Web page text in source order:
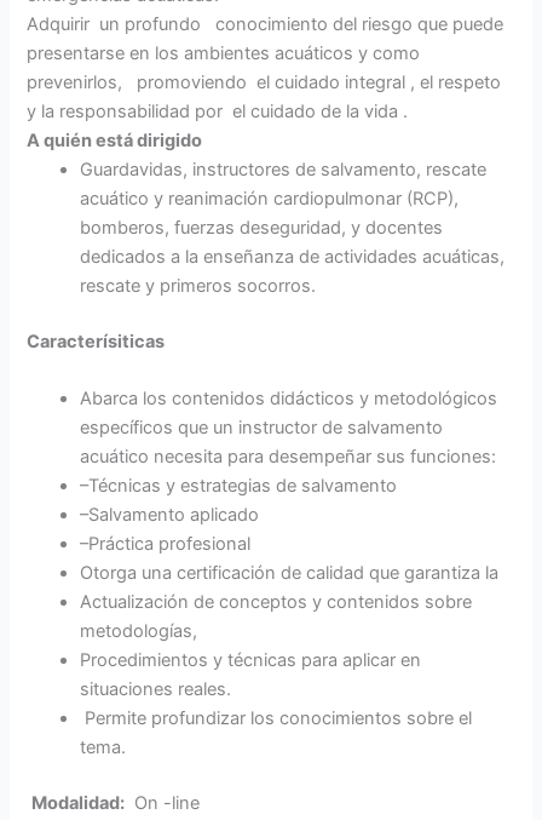
Adquirir un profundo conocimiento del riesgo que puede
presentarse en los ambientes acuáticos y como
prevenirlos, promoviendo el cuidado integral , el respeto
y la responsabilidad por el cuidado de la vida .
A quién está dirigido
Guardavidas, instructores de salvamento, rescate
acuático y reanimación cardiopulmonar (RCP),
bomberos, fuerzas deseguridad, y docentes
dedicados a la enseñanza de actividades acuáticas,
rescate y primeros socorros.
Caracterísiticas
Abarca los contenidos didácticos y metodológicos
específicos que un instructor de salvamento
acuático necesita para desempeñar sus funciones:
–Técnicas y estrategias de salvamento
–Salvamento aplicado
–Práctica profesional
Otorga una certificación de calidad que garantiza la
Actualización de conceptos y contenidos sobre
metodologías,
Procedimientos y técnicas para aplicar en
situaciones reales.
Permite profundizar los conocimientos sobre el
tema.
Modalidad: On -line